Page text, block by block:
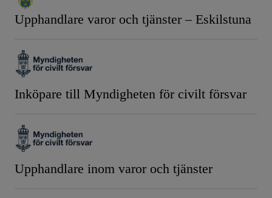
Upphandlare varor och tjänster – Eskilstuna
Inköpare till Myndigheten för civilt försvar
Upphandlare inom varor och tjänster